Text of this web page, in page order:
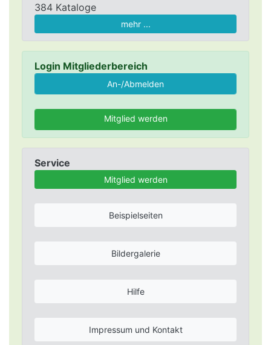
384 Kataloge
mehr ...
Login Mitgliederbereich
Mitglied werden
Service
Mitglied werden
Beispielseiten
Bildergalerie
Hilfe
Impressum und Kontakt